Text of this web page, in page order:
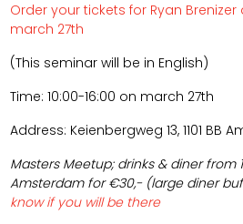
Order your tickets for Ryan
march 27th
(This seminar will be in English)
Time: 10:00-16:00 on march 27th
Address: Keienbergweg 13, 1101 BB
Masters Meetup; drinks & diner from
Amsterdam for €30,- (large diner
know if you will be there